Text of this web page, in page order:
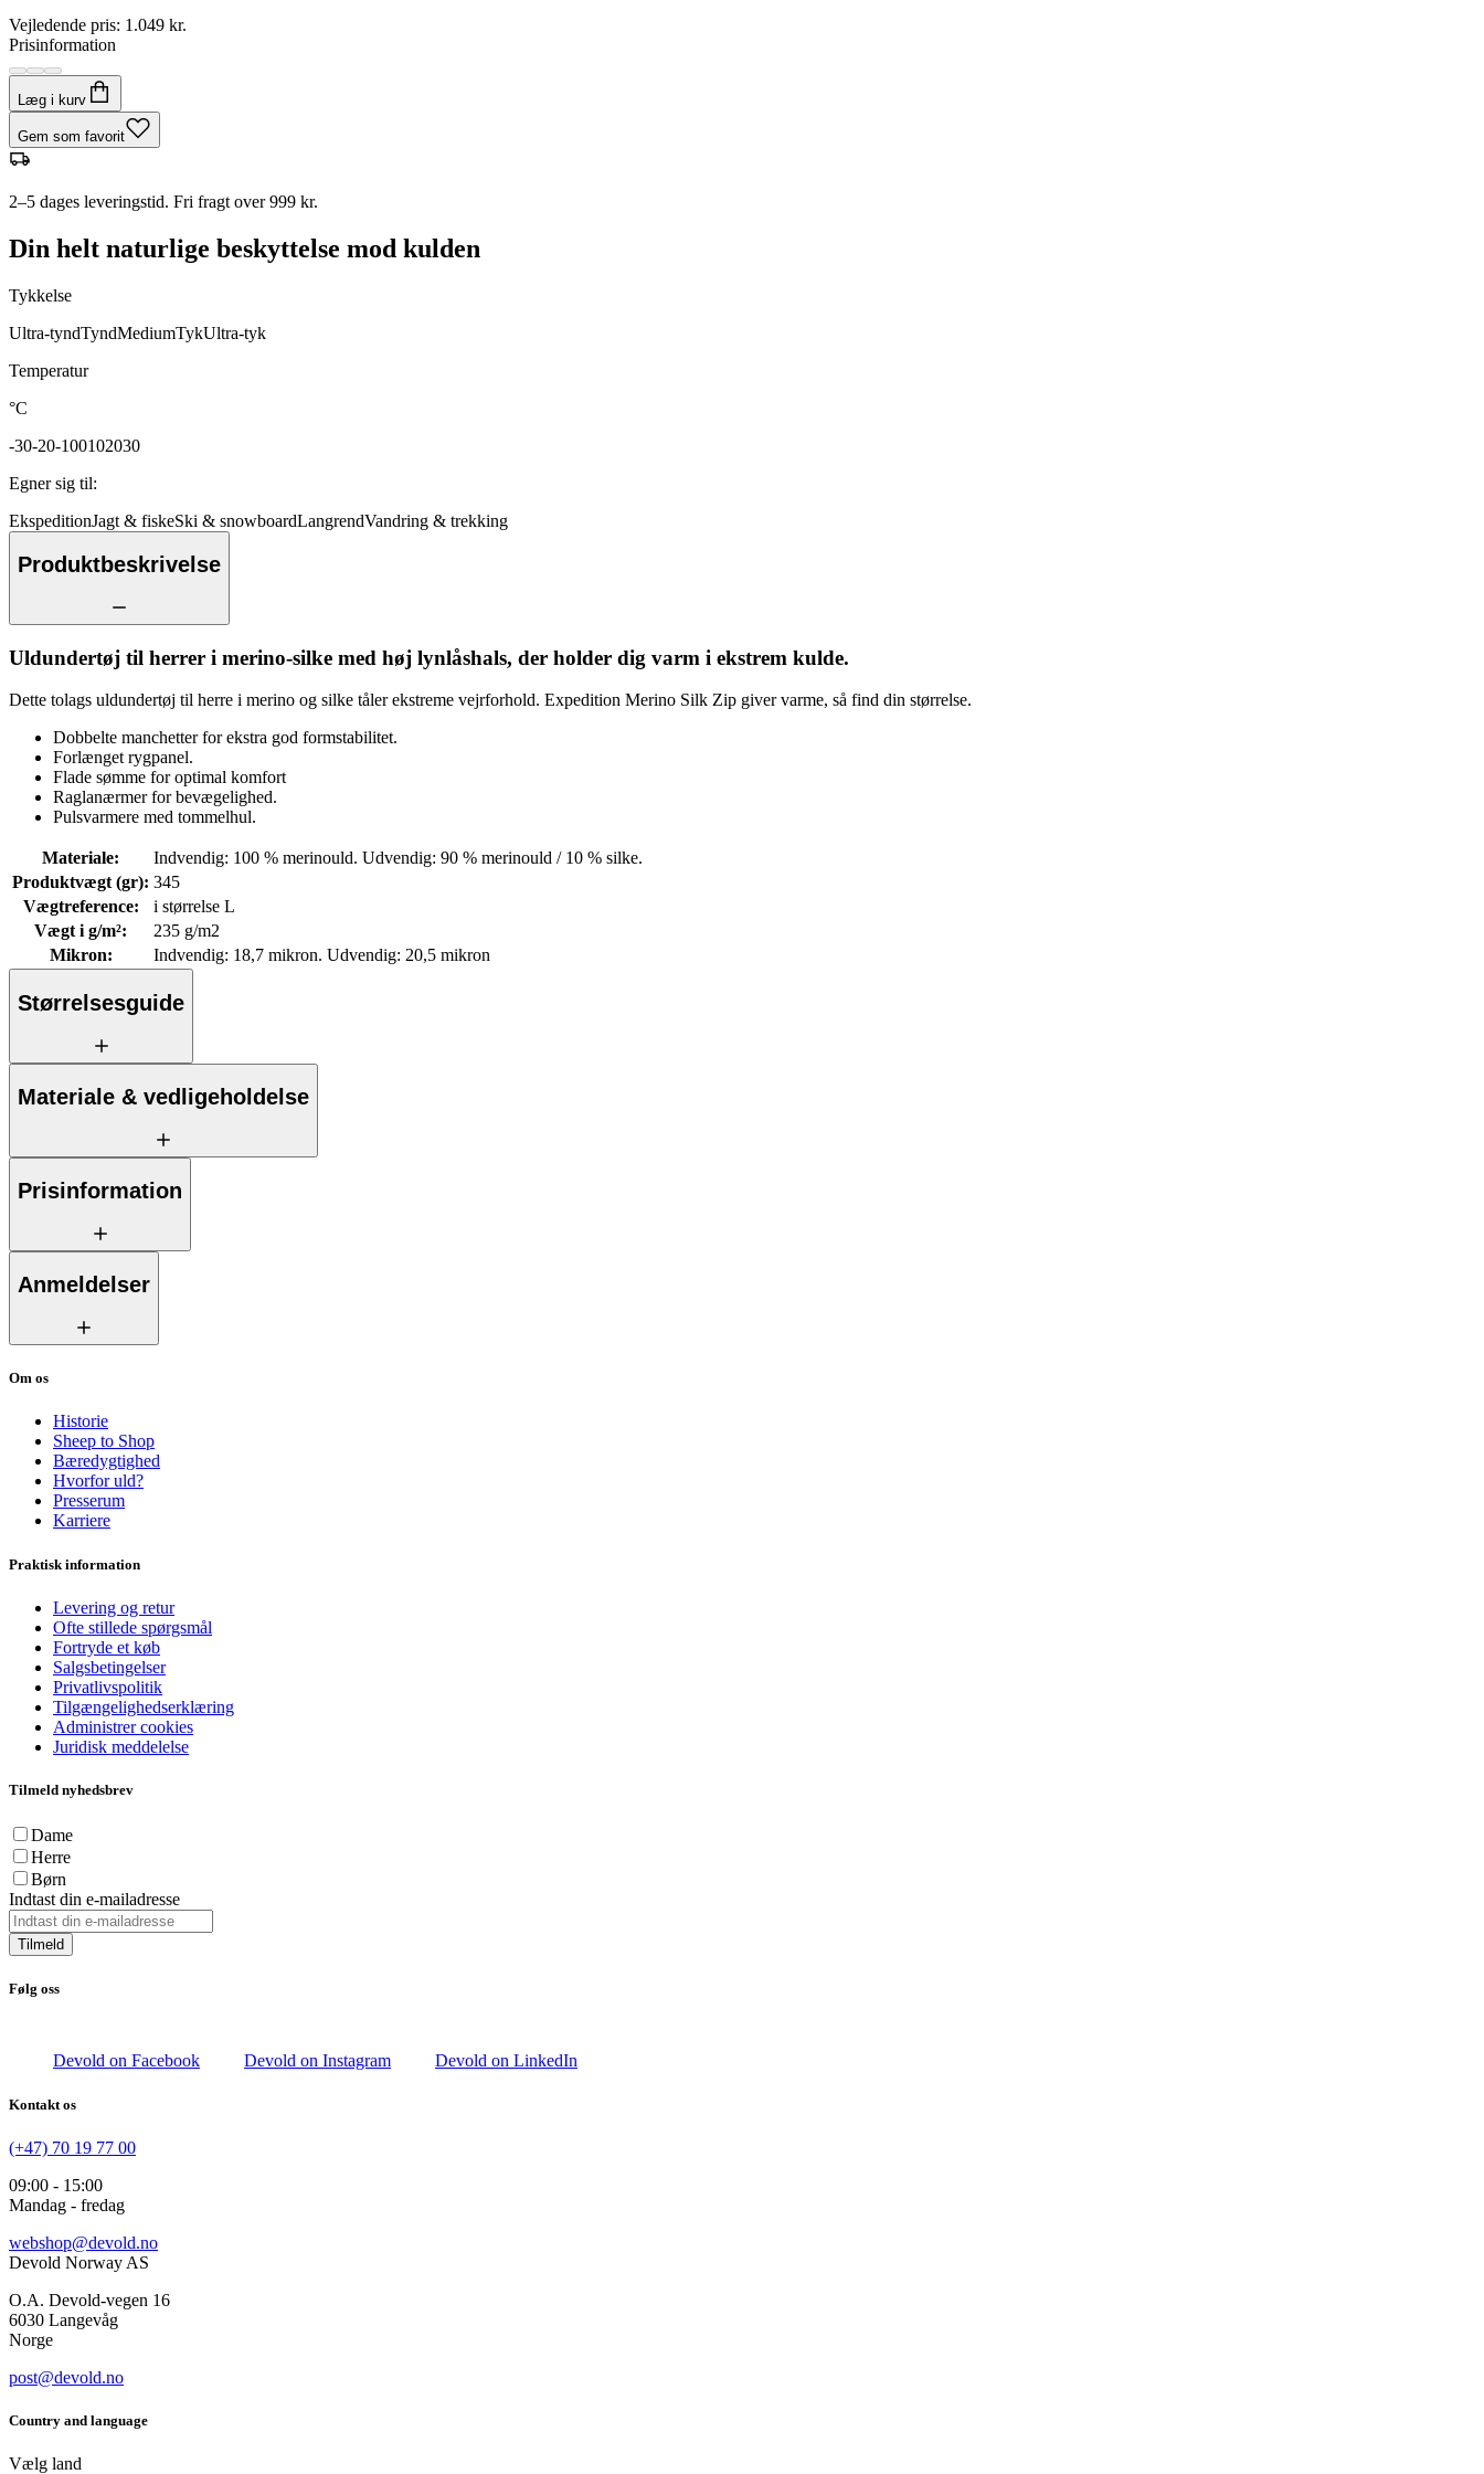
Vejledende pris: 1.049 kr.
Prisinformation
Læg i kurv
Gem som favorit
2–5 dages leveringstid. Fri fragt over 999 kr.
Din helt naturlige beskyttelse mod kulden
Tykkelse
Ultra-tyndTyndMediumTykUltra-tyk
Temperatur
°C
-30-20-100102030
Egner sig til:
EkspeditionJagt & fiskeSki & snowboardLangrendVandring & trekking
Produktbeskrivelse
Uldundertøj til herrer i merino-silke med høj lynlåshals, der holder dig varm i ekstrem kulde.
Dette tolags uldundertøj til herre i merino og silke tåler ekstreme vejrforhold. Expedition Merino Silk Zip giver varme, så find din størrelse.
Dobbelte manchetter for ekstra god formstabilitet.
Forlænget rygpanel.
Flade sømme for optimal komfort
Raglanærmer for bevægelighed.
Pulsvarmere med tommelhul.
Materiale:
Indvendig: 100 % merinould. Udvendig: 90 % merinould / 10 % silke.
Produktvægt (gr): 345
Vægtreference:
i størrelse L
Vægt i g/m²:
235 g/m2
Mikron: Indvendig: 18,7 mikron. Udvendig: 20,5 mikron
Størrelsesguide
Materiale & vedligeholdelse
Prisinformation
Anmeldelser
Om os
Historie
Sheep to Shop
Bæredygtighed
Hvorfor uld?
Presserum
Karriere
Praktisk information
Levering og retur
Ofte stillede spørgsmål
Fortryde et køb
Salgsbetingelser
Privatlivspolitik
Tilgængelighedserklæring
Administrer cookies
Juridisk meddelelse
Tilmeld nyhedsbrev
Dame
Herre
Børn
Indtast din e-mailadresse
Tilmeld
Følg oss
Devold on Facebook Devold on Instagram Devold on LinkedIn
Kontakt os
(+47) 70 19 77 00
09:00 - 15:00
Mandag - fredag
webshop@devold.no
Devold Norway AS
O.A. Devold-vegen 16
6030 Langevåg
Norge
post@devold.no
Country and language
Vælg land